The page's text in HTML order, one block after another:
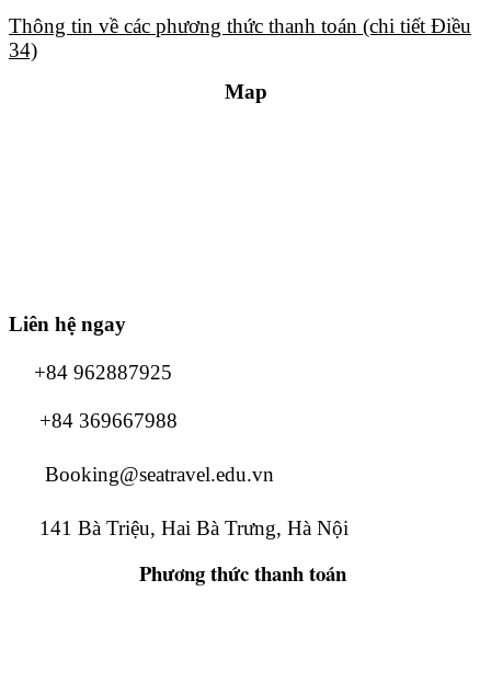
Thông tin về các phương thức thanh toán (chi tiết Điều
34)​
Map
Liên hệ ngay
+84 962887925
+84 369667988
Booking@seatravel.edu.vn
141 Bà Triệu, Hai Bà Trưng, Hà Nội
Phương thứcthanh toán